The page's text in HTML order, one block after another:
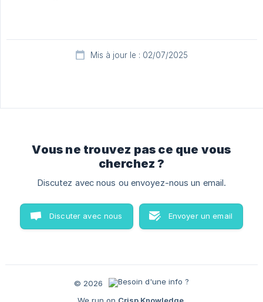
Mis à jour le : 02/07/2025
Vous ne trouvez pas ce que vous
cherchez ?
Discutez avec nous ou envoyez-nous un email.
Discuter avec nous Envoyer un email
© 2026